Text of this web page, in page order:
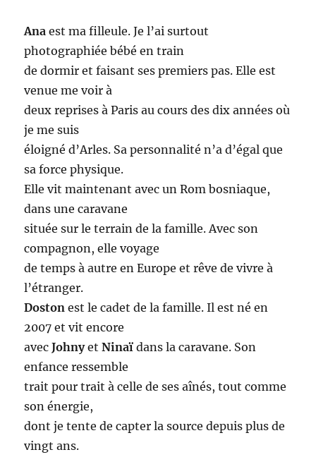
Ana est ma filleule. Je l’ai surtout
photographiée bébé en train
de dormir et faisant ses premiers pas. Elle est
venue me voir à
deux reprises à Paris au cours des dix années où
je me suis
éloigné d’Arles. Sa personnalité n’a d’égal que
sa force physique.
Elle vit maintenant avec un Rom bosniaque,
dans une caravane
située sur le terrain de la famille. Avec son
compagnon, elle voyage
de temps à autre en Europe et rêve de vivre à
l’étranger.
Doston est le cadet de la famille. Il est né en
2007 et vit encore
avec Johnyet Ninaï dans la caravane. Son
enfance ressemble
trait pour trait à celle de ses aînés, tout comme
son énergie,
dont je tente de capter la source depuis plus de
vingt ans.